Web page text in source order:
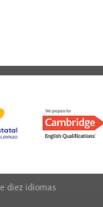
diez idiomas